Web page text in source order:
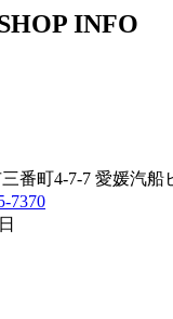
INFO
番町4-7-7 愛媛汽船
7370